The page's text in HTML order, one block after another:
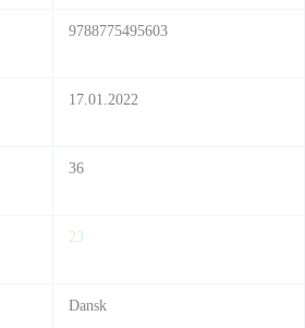
9788775495603
17.01.2022
36
23
Dansk